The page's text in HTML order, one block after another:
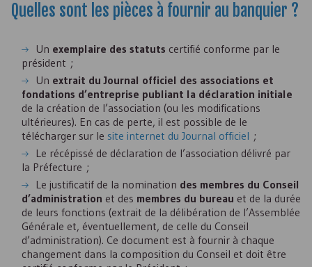
Quelles sont les pièces à fournir au banquier ?
Un exemplaire des statuts certifié conforme par le
président ;
Un extrait du Journal officiel des associations et
fondations d’entreprise publiant la déclaration initiale
de la création de l’association (ou les modifications
ultérieures). En cas de perte, il est possible de le
télécharger sur le site internet du Journal officiel ;
Le récépissé de déclaration de l’association délivré par
la Préfecture ;
Le justificatif de la nomination des membres du Conseil
d’administration et des membres du bureau et de la durée
de leurs fonctions (extrait de la délibération de l’Assemblée
Générale et, éventuellement, de celle du Conseil
d’administration). Ce document est à fournir à chaque
changement dans la composition du Conseil et doit être